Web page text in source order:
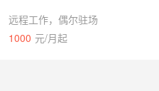
远程工作，偶尔驻场
1000 元/月起